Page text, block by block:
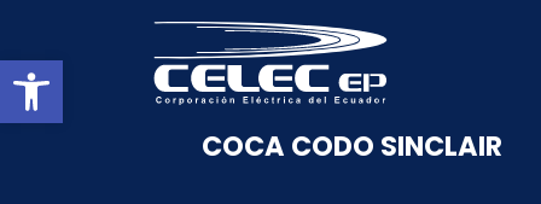
Abrir barra de herramientas
COCA CODO SINCLAIR